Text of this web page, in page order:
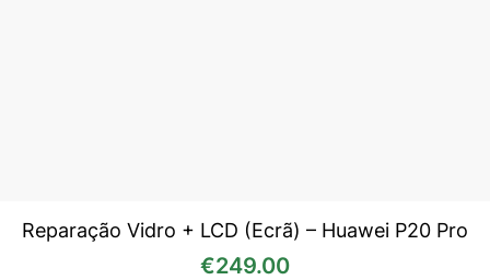
Reparação Vidro + LCD (Ecrã) – Huawei P20 Pro
€249.00